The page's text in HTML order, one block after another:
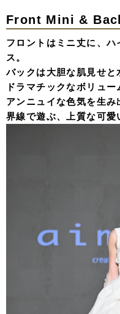
Front Mini &
フロントはミニ丈に、
ス。
バックは大胆な肌見せと
ドラマチックなボリュ
アンニュイな色気を生
界線で遊ぶ、上質な可愛